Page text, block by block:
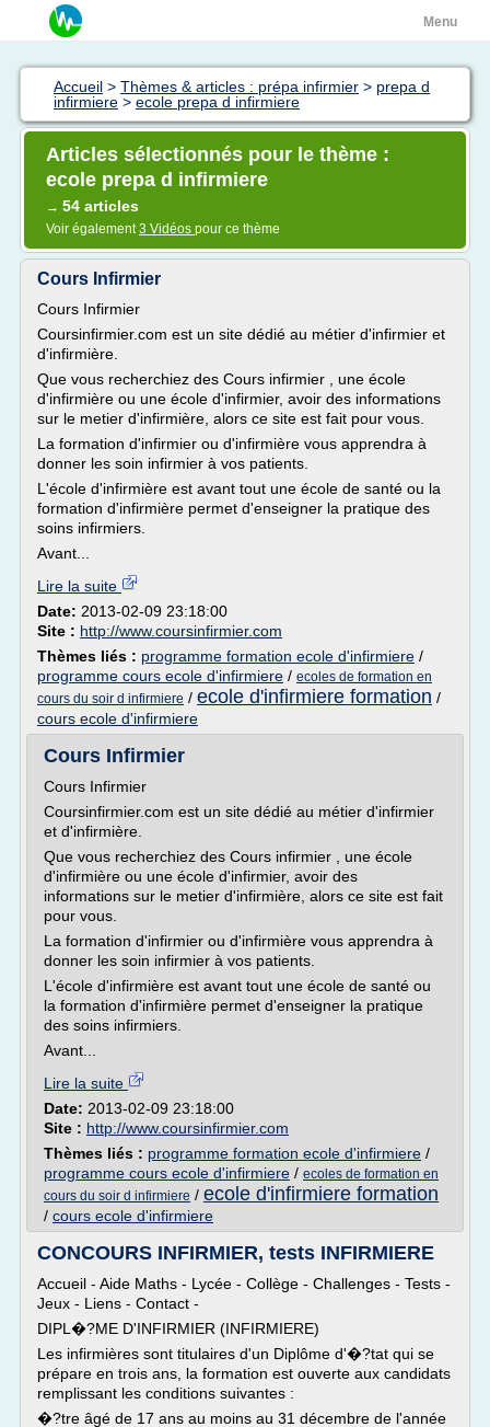
Menu
Accueil > Thèmes & articles : prépa infirmier > prepa d
infirmiere > ecole prepa d infirmiere
Articles sélectionnés pour le thème :
ecole prepa d infirmiere
→ 54 articles
Voir également3 Vidéos pour ce thème
Cours Infirmier
Cours Infirmier
Coursinfirmier.com est un site dédié au métier d'infirmier et
d'infirmière.
Que vous recherchiez des Cours infirmier , une école
d'infirmière ou une école d'infirmier, avoir des informations
sur le metier d'infirmière, alors ce site est fait pour vous.
La formation d'infirmier ou d'infirmière vous apprendra à
donner les soin infirmier à vos patients.
L'école d'infirmière est avant tout une école de santé ou la
formation d'infirmière permet d'enseigner la pratique des
soins infirmiers.
Avant...
Lire la suite
Date: 2013-02-09 23:18:00
Site : http://www.coursinfirmier.com
Thèmes liés : programme formation ecole d'infirmiere /
programme cours ecole d'infirmiere / ecoles de formation en
cours du soir d infirmiere / ecole d'infirmiere formation /
cours ecole d'infirmiere
Cours Infirmier
Cours Infirmier
Coursinfirmier.com est un site dédié au métier d'infirmier
et d'infirmière.
Que vous recherchiez des Cours infirmier , une école
d'infirmière ou une école d'infirmier, avoir des
informations sur le metier d'infirmière, alors ce site est fait
pour vous.
La formation d'infirmier ou d'infirmière vous apprendra à
donner les soin infirmier à vos patients.
L'école d'infirmière est avant tout une école de santé ou
la formation d'infirmière permet d'enseigner la pratique
des soins infirmiers.
Avant...
Lire la suite
Date: 2013-02-09 23:18:00
Site : http://www.coursinfirmier.com
Thèmes liés : programme formation ecole d'infirmiere /
programme cours ecole d'infirmiere / ecoles de formation en
cours du soir d infirmiere / ecole d'infirmiere formation
/ cours ecole d'infirmiere
CONCOURS INFIRMIER, tests INFIRMIERE
Accueil - Aide Maths - Lycée - Collège - Challenges - Tests -
Jeux - Liens - Contact -
DIPL�?ME D'INFIRMIER (INFIRMIERE)
Les infirmières sont titulaires d'un Diplôme d'�?tat qui se
prépare en trois ans, la formation est ouverte aux candidats
remplissant les conditions suivantes :
�?tre âgé de 17 ans au moins au 31 décembre de l'année